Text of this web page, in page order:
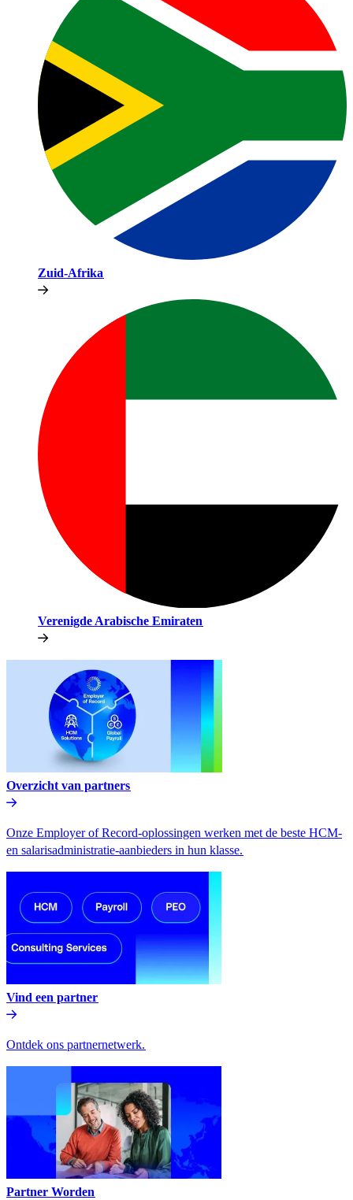
Zuid-Afrika​​
Verenigde Arabische Emiraten​​
Overzicht van partners​​
Onze Employer of Record-oplossingen werken met de beste HCM-
en salarisadministratie-aanbieders in hun klasse.​​
Vind een partner​​
Ontdek ons partnernetwerk.​​
Partner Worden​​